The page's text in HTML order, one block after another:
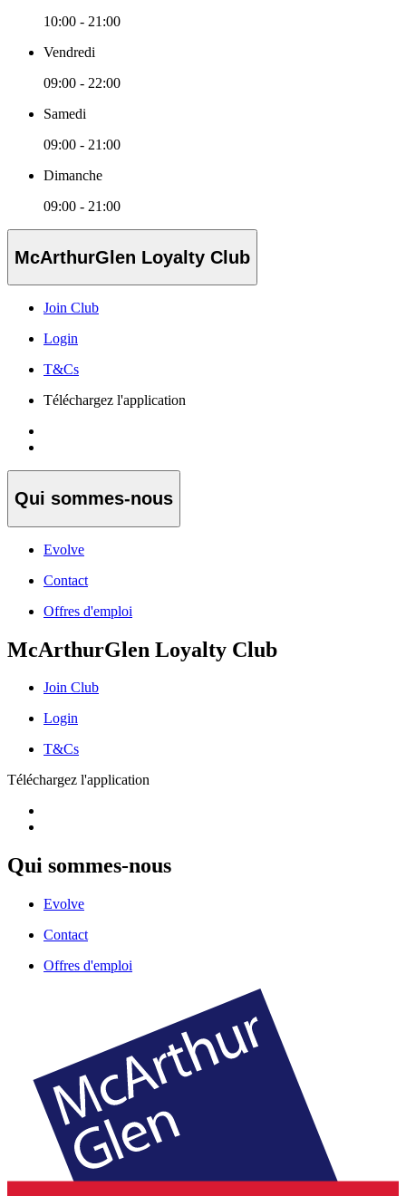
10:00 - 21:00
Vendredi
09:00 - 22:00
Samedi
09:00 - 21:00
Dimanche
09:00 - 21:00
McArthurGlen Loyalty Club
Join Club
Login
T&Cs
Téléchargez l'application
Qui sommes-nous
Evolve
Contact
Offres d'emploi
McArthurGlen Loyalty Club
Join Club
Login
T&Cs
Téléchargez l'application
Qui sommes-nous
Evolve
Contact
Offres d'emploi